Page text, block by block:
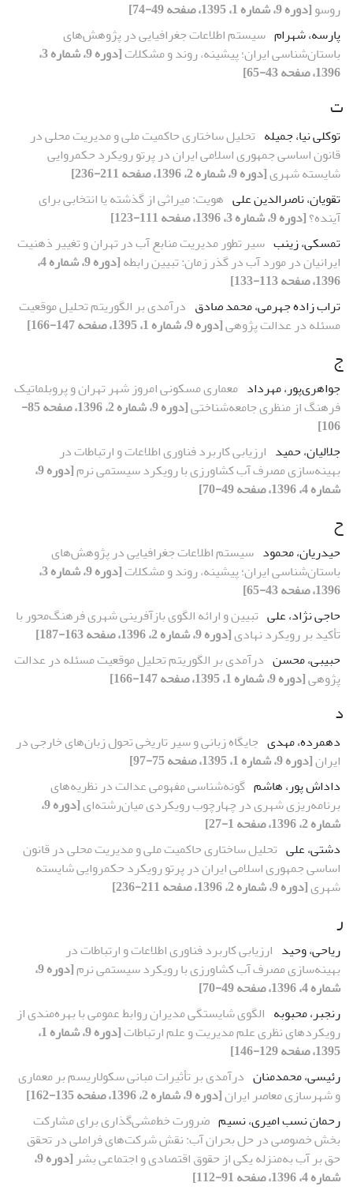
روسو[دوره 9، شماره 1، 1395، صفحه 49-74]
پارسه، شهرام سیستم اطلاعات جغرافیایی در پژوهش‌های
باستان‌شناسی ایران؛ پیشینه، روند و مشکلات
[دوره 9، شماره 3،
1396، صفحه 43-65]
ت
توکلی نیا، جمیله تحلیل ساختاری حاکمیت ملی و مدیریت محلی در
قانون اساسی جمهوری اسلامی ایران در پرتو رویکرد حکمروایی
شایسته شهری[دوره 9، شماره 2، 1396، صفحه 211-236]
تقویان، ناصرالدین علی هویت: میراثی از گذشته یا انتخابی برای
آینده؟[دوره 9، شماره 3، 1396، صفحه 111-123]
تمسکی، زینب سیر تطور مدیریت منابع آب در تهران و ‏تغییر ذهنیت
ایرانیان در مورد آب در گذر زمان‏: تبیین رابطه
[دوره 9، شماره 4،
1396، صفحه 113-133]
تراب زاده جهرمی، محمد صادق درآمدی بر الگوریتم تحلیل موقعیت
مسئله در عدالت پژوهی[دوره 9، شماره 1، 1395، صفحه 147-166]
ج
جواهری‌پور، مهرداد معماری مسکونی امروز شهر تهران و پروبلماتیک
فرهنگ از منظری جامعه‌شناختی
[دوره 9، شماره 2، 1396، صفحه 85-
106]
جلالیان، حمید ارزیابی کاربرد فناوری اطلاعات و ارتباطات در
بهینه‌سازی مصرف آب کشاورزی با رویکرد سیستمی نرم
[دوره 9،
شماره 4، 1396، صفحه 49-70]
ح
حیدریان، محمود سیستم اطلاعات جغرافیایی در پژوهش‌های
باستان‌شناسی ایران؛ پیشینه، روند و مشکلات
[دوره 9، شماره 3،
1396، صفحه 43-65]
حاجی نژاد، علی تبیین و ارائه الگوی بازآفرینی شهری فرهنگ‌محور با
تأکید بر رویکرد نهادی[دوره 9، شماره 2، 1396، صفحه 163-187]
حبیبی، محسن درآمدی بر الگوریتم تحلیل موقعیت مسئله در عدالت
پژوهی[دوره 9، شماره 1، 1395، صفحه 147-166]
د
دهمرده، مهدی جایگاه زبانی و سیر تاریخی تحول زبان‌های خارجی در
ایران[دوره 9، شماره 1، 1395، صفحه 75-97]
داداش پور، هاشم گونه‌شناسی مفهومی عدالت در نظریه‌های
برنامه‌ریزی شهری در چهارچوب رویکردی میان‌رشته‌ای
[دوره 9،
شماره 2، 1396، صفحه 1-27]
دشتی، علی تحلیل ساختاری حاکمیت ملی و مدیریت محلی در قانون
اساسی جمهوری اسلامی ایران در پرتو رویکرد حکمروایی شایسته
شهری[دوره 9، شماره 2، 1396، صفحه 211-236]
ر
ریاحی، وحید ارزیابی کاربرد فناوری اطلاعات و ارتباطات در
بهینه‌سازی مصرف آب کشاورزی با رویکرد سیستمی نرم
[دوره 9،
شماره 4، 1396، صفحه 49-70]
رنجبر، محبوبه الگوی شایستگی مدیران روابط عمومی با بهره‌مندی از
رویکردهای نظری علم مدیریت و علم ارتباطات
[دوره 9، شماره 1،
1395، صفحه 129-146]
رئیسی، محمدمنان درآمدی بر تأثیرات مبانی سکولاریسم بر معماری
و شهرسازی معاصر ایران[دوره 9، شماره 2، 1396، صفحه 135-162]
رحمان نسب امیری، نسیم ضرورت خط‌مشی‌گذاری برای مشارکت
بخش خصوصی در حل بحران آب: نقش شرکت‌های فراملی در تحقق
حق بر آب به‌منزله یکی از حقوق اقتصادی و اجتماعی بشر
[دوره 9،
شماره 4، 1396، صفحه 91-112]